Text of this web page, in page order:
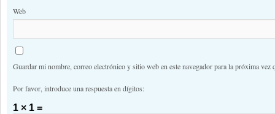
Web
Guardar mi nombre, correo electrónico y sitio web en este navegador para la próxima vez
Por favor, introduce una respuesta en dígitos:
1 × 1 =